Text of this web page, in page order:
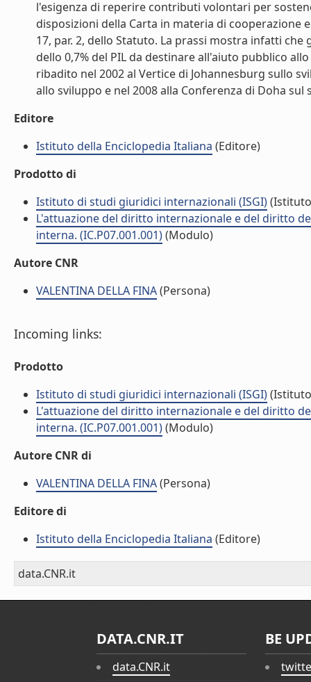
l'esigenza di reperire contributi volontari per
disposizioni della Carta in materia di cooperazione
17, par. 2, dello Statuto. La prassi mostra infatti
dello 0,7% del PIL da destinare all'aiuto pubblico
ribadito nel 2002 al Vertice di Johannesburg sullo
allo sviluppo e nel 2008 alla Conferenza di Doha
Editore
Istituto della Enciclopedia Italiana (Editore)
Prodotto di
Istituto di studi giuridici internazionali (ISGI)
L'attuazione del diritto internazionale e del diritto
interna. (IC.P07.001.001)(Modulo)
Autore CNR
VALENTINA DELLA FINA(Persona)
Incoming links:
Prodotto
Istituto di studi giuridici internazionali (ISGI)
L'attuazione del diritto internazionale e del diritto
interna. (IC.P07.001.001)(Modulo)
Autore CNR di
VALENTINA DELLA FINA(Persona)
Editore di
Istituto della Enciclopedia Italiana (Editore)
data.CNR.it
DATA.CNR.IT
data.CNR.it
BE